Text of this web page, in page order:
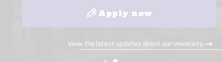
Apply now
View the latest updates about our university.